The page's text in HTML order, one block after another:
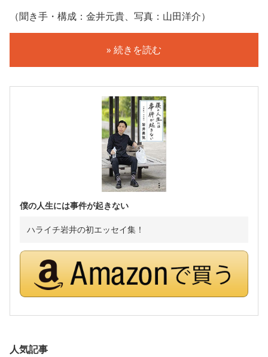
（聞き手・構成：金井元貴、写真：山田洋介）
» 続きを読む
僕の人生には事件が起きない
ハライチ岩井の初エッセイ集！
人気記事